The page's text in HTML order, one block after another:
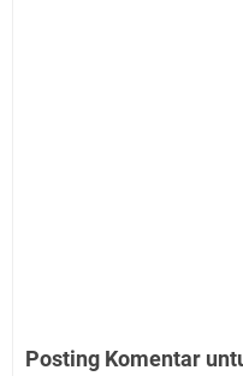
Posting Komentar